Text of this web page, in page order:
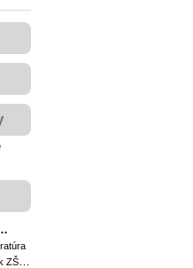
ako využívať inovatívne metódy v slovenskom jazyku
ZŠ